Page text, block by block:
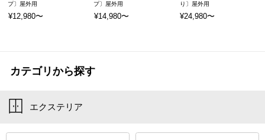
プ〕屋外用
¥12,980〜
プ〕屋外用
¥14,980〜
り〕屋外用
¥24,980〜
カテゴリから探す
エクステリア